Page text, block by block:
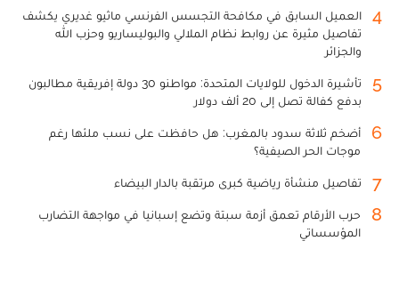
4
العميل السابق في مكافحة التجسس الفرنسي ماثيو غديري يكشف
تفاصيل مثيرة عن روابط نظام الملالي والبوليساريو وحزب الله
والجزائر
5
تأشيرة الدخول للولايات المتحدة: مواطنو 30 دولة إفريقية مطالبون
بدفع كفالة تصل إلى 20 ألف دولار
6
أضخم ثلاثة سدود بالمغرب: هل حافظت على نسب ملئها رغم
موجات الحر الصيفية؟
7 تفاصيل منشأة رياضية كبرى مرتقبة بالدار البيضاء
8
حرب الأرقام تعمق أزمة سبتة وتضع إسبانيا في مواجهة التضارب
المؤسساتي